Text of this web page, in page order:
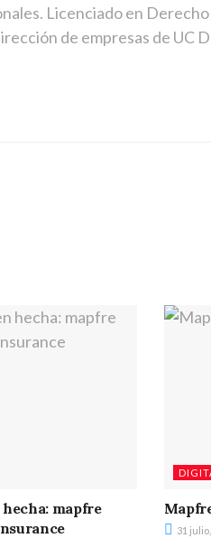
Licenciado en
de empresas de UC
mapfre
31